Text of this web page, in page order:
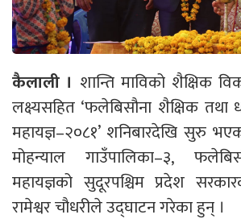
कैलाली । शान्ति माविको शैक्षिक
लक्ष्यसहित ‘फलेबिसौना शैक्षिक तथा
महायज्ञ–२०८१’ शनिबारदेखि सुरु
मोहन्याल गाउँपालिका–३,
महायज्ञको सुदूरपश्चिम प्रदेश
रामेश्वर चौधरीले उद्घाटन गरेका हुन् ।